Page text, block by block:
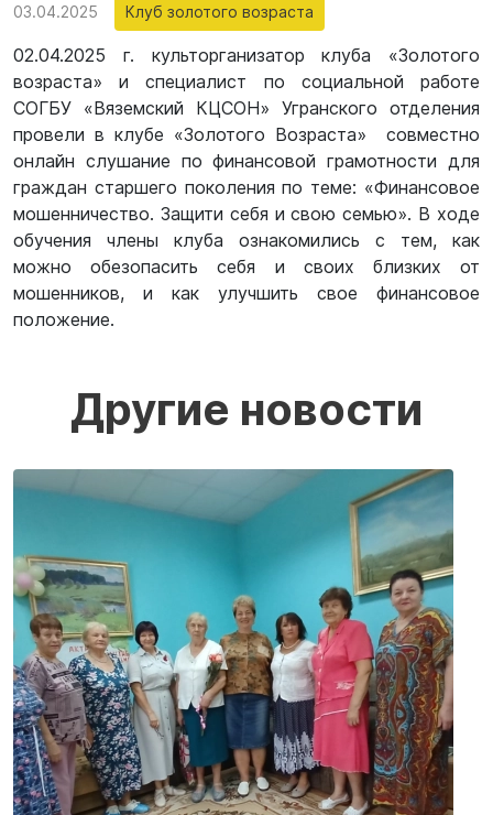
03.04.2025 Клуб золотого возраста
02.04.2025 г. культорганизатор клуба «Золотого
возраста» и специалист по социальной работе
СОГБУ «Вяземский КЦСОН» Угранского отделения
провели в клубе «Золотого Возраста» совместно
онлайн слушание по финансовой грамотности для
граждан старшего поколения по теме: «Финансовое
мошенничество. Защити себя и свою семью». В ходе
обучения члены клуба ознакомились с тем, как
можно обезопасить себя и своих близких от
мошенников, и как улучшить свое финансовое
положение.
Другие новости